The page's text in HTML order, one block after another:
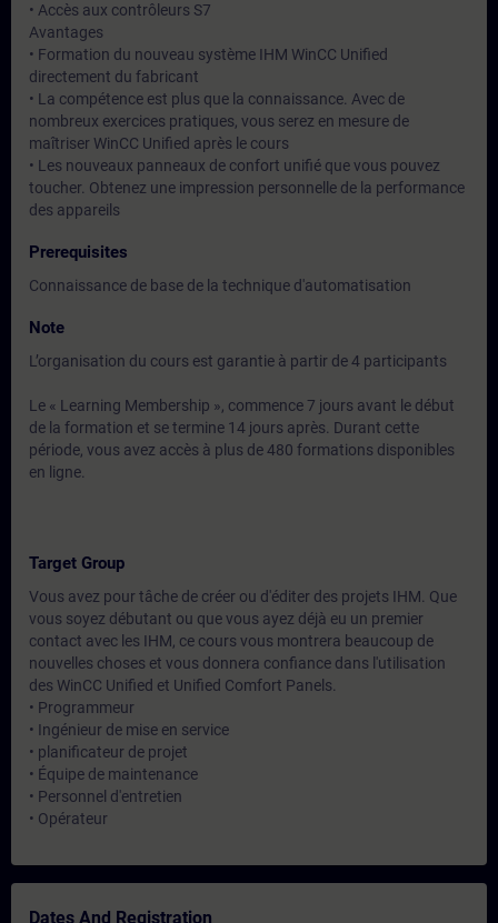
• Accès aux contrôleurs S7
Avantages
• Formation du nouveau système IHM WinCC Unified
directement du fabricant
• La compétence est plus que la connaissance. Avec de
nombreux exercices pratiques, vous serez en mesure de
maîtriser WinCC Unified après le cours
• Les nouveaux panneaux de confort unifié que vous pouvez
toucher. Obtenez une impression personnelle de la performance
des appareils
Prerequisites
Connaissance de base de la technique d'automatisation
Note
L’organisation du cours est garantie à partir de 4 participants
Le « Learning Membership », commence 7 jours avant le début
de la formation et se termine 14 jours après. Durant cette
période, vous avez accès à plus de 480 formations disponibles
en ligne.
Target Group
Vous avez pour tâche de créer ou d'éditer des projets IHM. Que
vous soyez débutant ou que vous ayez déjà eu un premier
contact avec les IHM, ce cours vous montrera beaucoup de
nouvelles choses et vous donnera confiance dans l'utilisation
des WinCC Unified et Unified Comfort Panels.
• Programmeur
• Ingénieur de mise en service
• planificateur de projet
• Équipe de maintenance
• Personnel d'entretien
• Opérateur
Dates And Registration